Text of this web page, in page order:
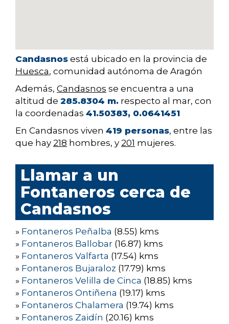
Candasnos está ubicado en la provincia de
Huesca, comunidad autónoma de Aragón
Además, Candasnos se encuentra a una
altitud de 285.8304 m. respecto al mar, con
la coordenadas 41.50383, 0.0641451
En Candasnos viven 419 personas, entre las
que hay 218 hombres, y 201 mujeres.
Llamar a un
Fontaneros cerca de
Candasnos
» Fontaneros Peñalba (8.55) kms
» Fontaneros Ballobar (16.87) kms
» Fontaneros Valfarta (17.54) kms
» Fontaneros Bujaraloz (17.79) kms
» Fontaneros Velilla de Cinca (18.85) kms
» Fontaneros Ontiñena (19.17) kms
» Fontaneros Chalamera (19.74) kms
» Fontaneros Zaidín (20.16) kms